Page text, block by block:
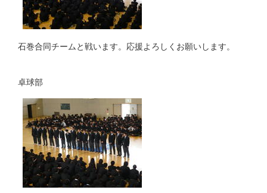
石巻合同チームと戦います。応援よろしくお願いします。
卓球部